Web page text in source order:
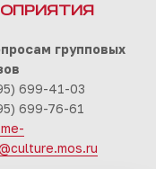
групповых
699-41-03
699-76-61